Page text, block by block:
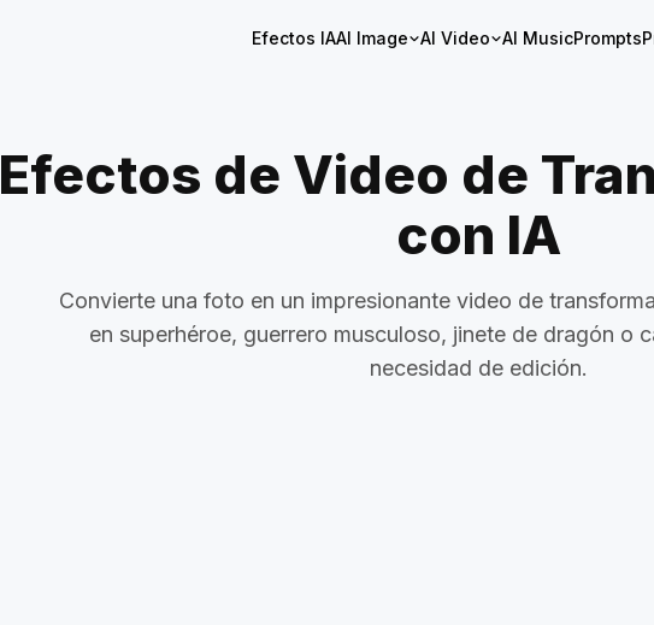
Efectos IAAI Image AI Video AI MusicPrompts
Efectos de Video de
con IA
Convierte una foto en un impresionante video de
en superhéroe, guerrero musculoso, jinete de dragón o
necesidad de edición.